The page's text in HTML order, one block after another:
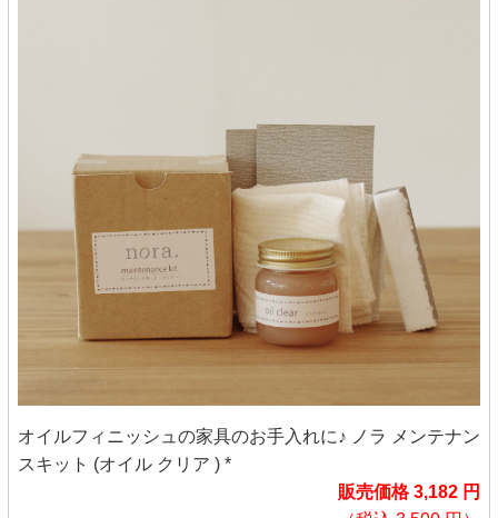
オイルフィニッシュの家具のお手入れに♪ ノラ メンテナン
スキット (オイル クリア ) *
販売価格 3,182 円